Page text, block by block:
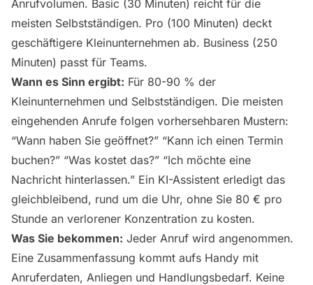
Anrufvolumen. Basic (30 Minuten) reicht für die
meisten Selbstständigen. Pro (100 Minuten) deckt
geschäftigere Kleinunternehmen ab. Business (250
Minuten) passt für Teams.
Wann es Sinn ergibt: Für 80-90 % der
Kleinunternehmen und Selbstständigen. Die meisten
eingehenden Anrufe folgen vorhersehbaren Mustern:
“Wann haben Sie geöffnet?” “Kann ich einen Termin
buchen?” “Was kostet das?” “Ich möchte eine
Nachricht hinterlassen.” Ein KI-Assistent erledigt das
gleichbleibend, rund um die Uhr, ohne Sie 80 € pro
Stunde an verlorener Konzentration zu kosten.
Was Sie bekommen: Jeder Anruf wird angenommen.
Eine Zusammenfassung kommt aufs Handy mit
Anruferdaten, Anliegen und Handlungsbedarf. Keine